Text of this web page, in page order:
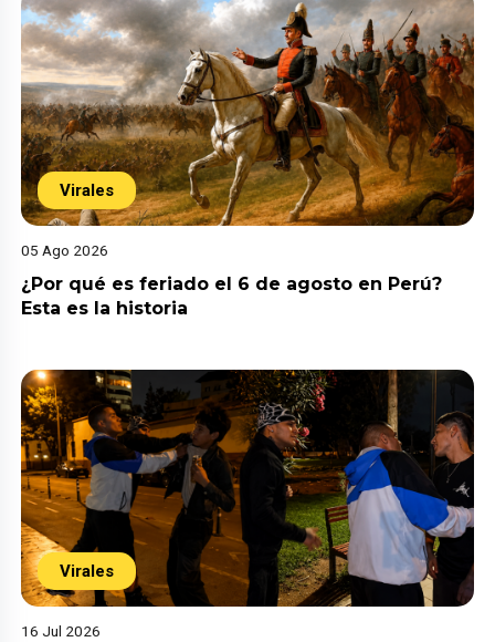
Virales
05 Ago 2026
¿Por qué es feriado el 6 de agosto en Perú?
Esta es la historia
Virales
16 Jul 2026